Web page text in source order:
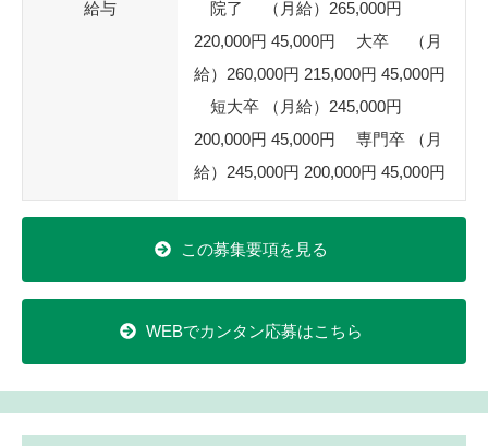
給与
院了 （月給）265,000円
220,000円 45,000円 大卒 （月
給）260,000円 215,000円 45,000円
短大卒 （月給）245,000円
200,000円 45,000円 専門卒 （月
給）245,000円 200,000円 45,000円
この募集要項を見る
WEBでカンタン応募はこちら